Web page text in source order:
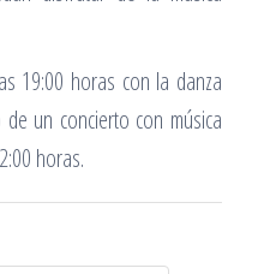
19:00 horas con la danza
un concierto con música
horas.